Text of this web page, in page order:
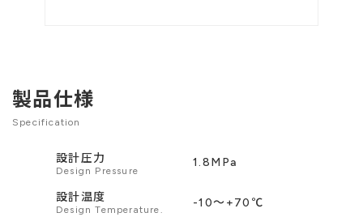
製品仕様
Specification
設計圧力
Design Pressure
1.8MPa
設計温度
Design Temperature. -10〜+70℃